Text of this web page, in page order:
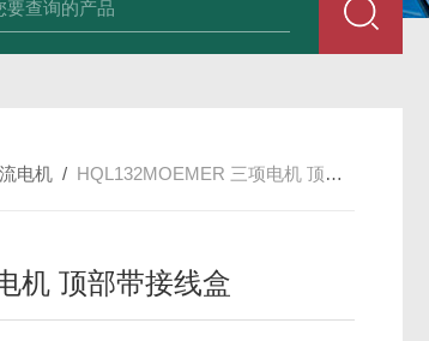
24VMarco SPA带有螺旋青铜齿轮的自吸电动泵
电机 / HQL132MOEMER 三项电机 顶部带接线盒
机 顶部带接线盒